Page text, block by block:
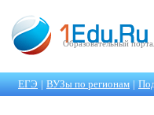
Образовательный
ЕГЭ | ВУЗы по регионам |